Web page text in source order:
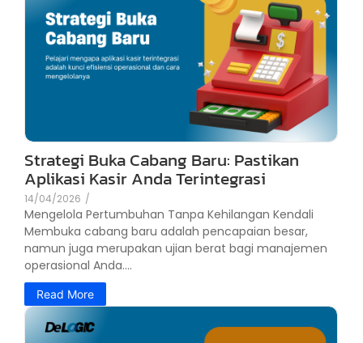
Strategi Buka Cabang Baru: Pastikan
Aplikasi Kasir Anda Terintegrasi
14/04/2026 /
Mengelola Pertumbuhan Tanpa Kehilangan Kendali
Membuka cabang baru adalah pencapaian besar,
namun juga merupakan ujian berat bagi manajemen
operasional Anda....
Read More